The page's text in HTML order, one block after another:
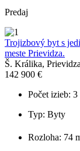
Predaj
Trojizbový byt s
meste Prievidza.
Š. Králika,
142 900 €
Počet izieb: 3
Typ: Byty
Rozloha: 74